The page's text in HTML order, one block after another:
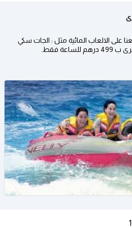
على الالعاب المائية مثل : الجات سكي
فقط.